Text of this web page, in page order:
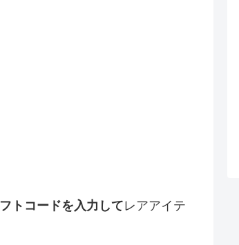
トコードを入力してレアアイテ